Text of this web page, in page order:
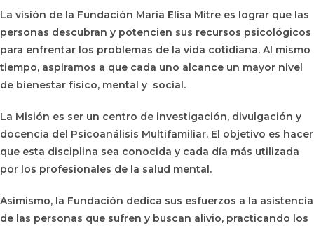
La visión de la Fundación María Elisa Mitre es lograr que las
personas descubran y potencien sus recursos psicológicos
para enfrentar los problemas de la vida cotidiana. Al mismo
tiempo, aspiramos a que cada uno alcance un mayor nivel
de bienestar físico, mental y social.
La Misión es ser un centro de investigación, divulgación y
docencia del Psicoanálisis Multifamiliar. El objetivo es hacer
que esta disciplina sea conocida y cada día más utilizada
por los profesionales de la salud mental.
Asimismo, la Fundación dedica sus esfuerzos a la asistencia
de las personas que sufren y buscan alivio, practicando los